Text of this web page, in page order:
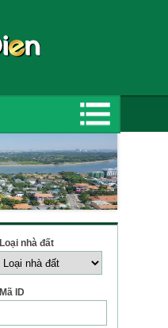
Loại nhà đất
Mã ID